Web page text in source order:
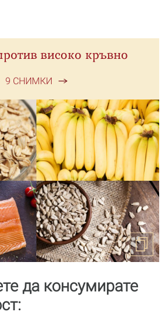
високо кръвно
9 СНИМКИ
да консумирате